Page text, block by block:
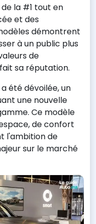
la #1 tout en
et des
démontrent
à un public plus
de
sa réputation.
été dévoilée, un
une nouvelle
Ce modèle
de confort
l'ambition de
sur le marché